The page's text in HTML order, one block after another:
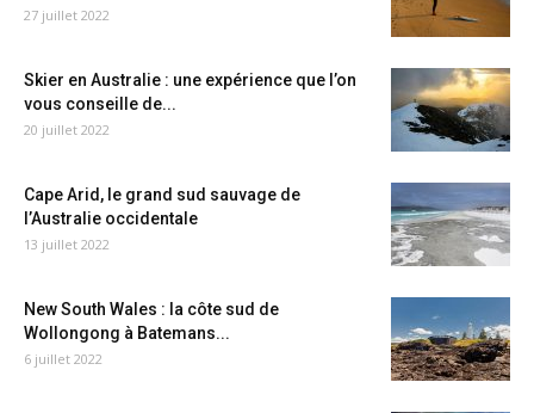
27 juillet 2022
Skier en Australie : une expérience que l’on
vous conseille de...
20 juillet 2022
Cape Arid, le grand sud sauvage de
l’Australie occidentale
13 juillet 2022
New South Wales : la côte sud de
Wollongong à Batemans...
6 juillet 2022